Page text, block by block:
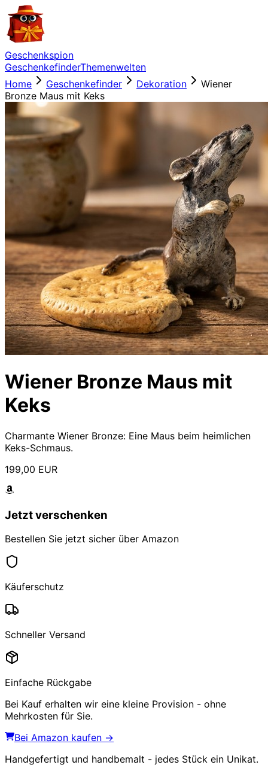
Geschenkspion
GeschenkefinderThemenwelten
Home
Geschenkefinder Dekoration
Wiener
Bronze Maus mit Keks
Wiener Bronze Maus mit
Keks
Charmante Wiener Bronze: Eine Maus beim heimlichen
Keks-Schmaus.
199,00 EUR
Jetzt verschenken
Bestellen Sie jetzt sicher über Amazon
Käuferschutz
Schneller Versand
Einfache Rückgabe
Bei Kauf erhalten wir eine kleine Provision - ohne
Mehrkosten für Sie.
Bei Amazon kaufen →
Handgefertigt und handbemalt - jedes Stück ein Unikat.